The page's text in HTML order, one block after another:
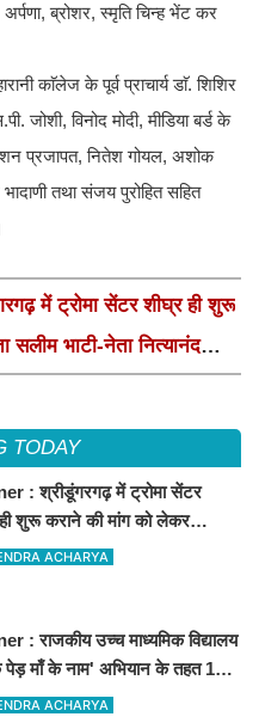
ब्रोशर, स्मृति चिन्ह भेंट कर
काॅलेज के पूर्व प्राचार्य डाॅ. शिशिर
जोशी, विनोद मोदी, मीडिया बर्ड के
प्रजापत, नितेश गोयल, अशोक
तथा संजय पुरोहित सहित
में ट्रोमा सेंटर शीघ्र ही शुरू
भाटी-नेता नित्यानंद
TODAY
: श्रीडूंगरगढ़ में ट्रोमा सेंटर
शुरू कराने की मांग को लेकर
सलीम भाटी-नेता नित्यानंद पारीक
ACHARYA
: राजकीय उच्च माध्यमिक विद्यालय
माँ के नाम' अभियान के तहत 101
रोपण कियाACHARYA